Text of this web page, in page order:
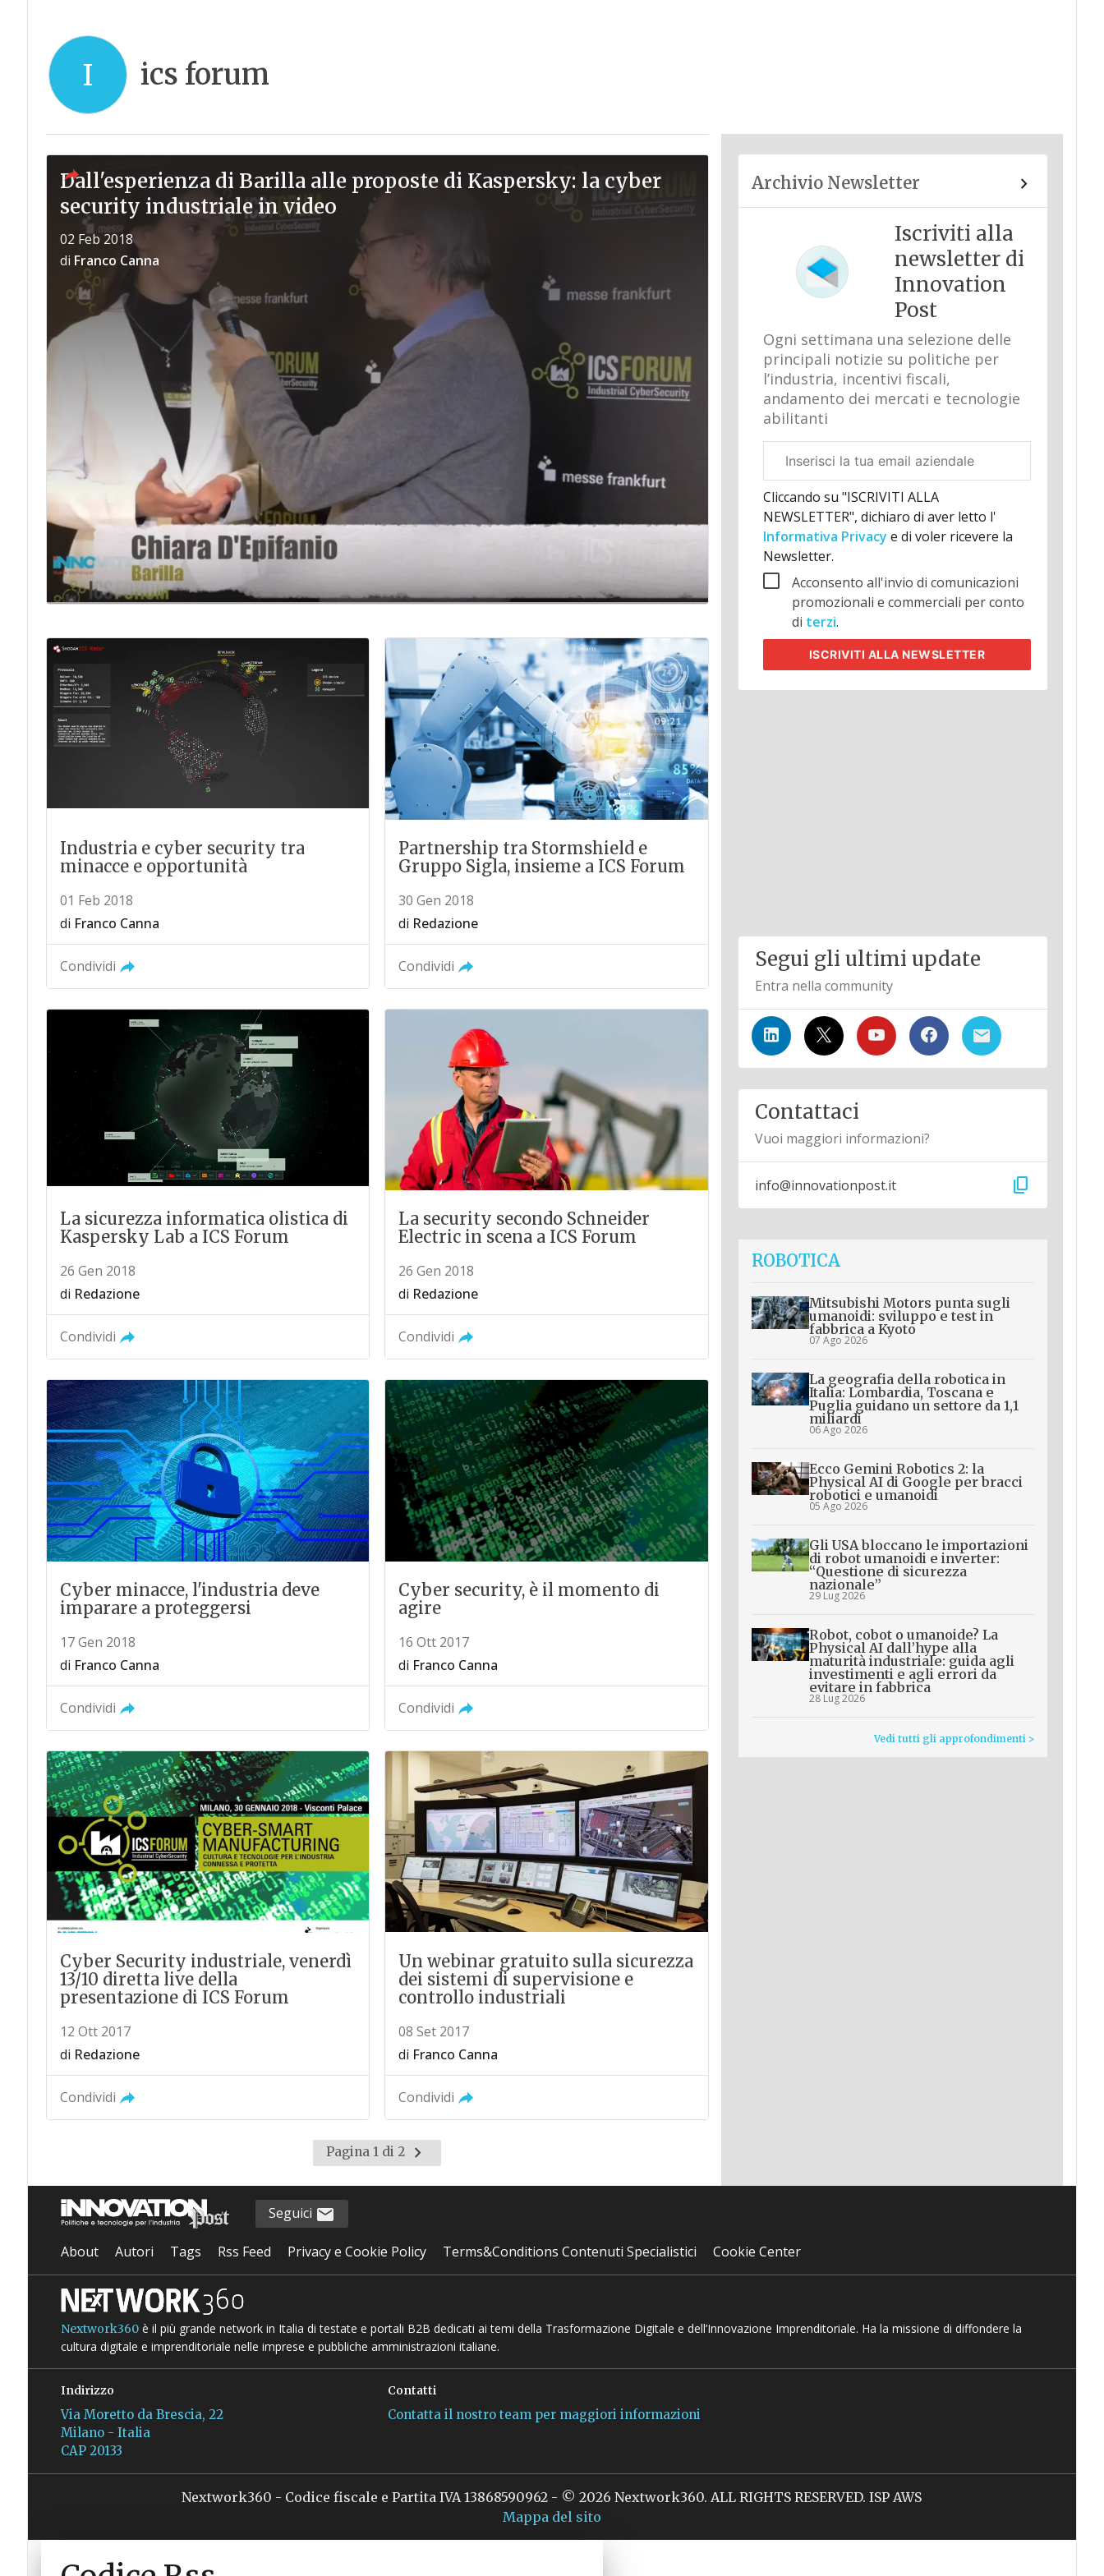
I ics forum
Dall'esperienza di Barilla alle proposte di Kaspersky: la cyber
security industriale in video
02 Feb 2018
di Franco Canna
Industria e cyber security tra
minacce e opportunità
01 Feb 2018
di Franco Canna
Condividi
Partnership tra Stormshield e
Gruppo Sigla, insieme a ICS Forum
30 Gen 2018
di Redazione
Condividi
La sicurezza informatica olistica di
Kaspersky Lab a ICS Forum
26 Gen 2018
di Redazione
Condividi
La security secondo Schneider
Electric in scena a ICS Forum
26 Gen 2018
di Redazione
Condividi
Cyber minacce, l'industria deve
imparare a proteggersi
17 Gen 2018
di Franco Canna
Condividi
Cyber security, è il momento di
agire
16 Ott 2017
di Franco Canna
Condividi
Cyber Security industriale, venerdì
13/10 diretta live della
presentazione di ICS Forum
12 Ott 2017
di Redazione
Condividi
Un webinar gratuito sulla sicurezza
dei sistemi di supervisione e
controllo industriali
08 Set 2017
di Franco Canna
Condividi
Pagina 1 di 2
Pagina
successiva
Archivio Newsletter
Iscriviti alla
newsletter di
Innovation
Post
Ogni settimana una selezione delle
principali notizie su politiche per
l’industria, incentivi fiscali,
andamento dei mercati e tecnologie
abilitanti
aziendale
Cliccando su "ISCRIVITI ALLA
NEWSLETTER", dichiaro di aver letto l'
Informativa Privacy e di voler ricevere la
Newsletter.
Acconsento all'invio di comunicazioni
promozionali e commerciali per conto
di terzi.
ISCRIVITI ALLA NEWSLETTER
Segui gli ultimi update
Entra nella community
Contattaci
Vuoi maggiori informazioni?
info@innovationpost.it content_copy
ROBOTICA
Mitsubishi Motors punta sugli
umanoidi: sviluppo e test in
fabbrica a Kyoto
07 Ago 2026
La geografia della robotica in
Italia: Lombardia, Toscana e
Puglia guidano un settore da 1,1
miliardi
06 Ago 2026
Ecco Gemini Robotics 2: la
Physical AI di Google per bracci
robotici e umanoidi
05 Ago 2026
Gli USA bloccano le importazioni
di robot umanoidi e inverter:
“Questione di sicurezza
nazionale”
29 Lug 2026
Robot, cobot o umanoide? La
Physical AI dall’hype alla
maturità industriale: guida agli
investimenti e agli errori da
evitare in fabbrica
28 Lug 2026
Vedi tutti gli approfondimenti >
Seguici
About Autori Tags Rss Feed Privacy e Cookie Policy Terms&Conditions Contenuti Specialistici Cookie Center
Nextwork360è il più grande network in Italia di testate e portali B2B dedicati ai temi della Trasformazione Digitale e dell’Innovazione Imprenditoriale. Ha la missione di diffondere la
cultura digitale e imprenditoriale nelle imprese e pubbliche amministrazioni italiane.
Indirizzo
Via Moretto da Brescia, 22
Milano - Italia
CAP 20133
Contatti
Contatta il nostro team per maggiori informazioni
Nextwork360 - Codice fiscale e Partita IVA 13868590962 - © 2026 Nextwork360. ALL RIGHTS RESERVED. ISP AWS
Mappa del sito